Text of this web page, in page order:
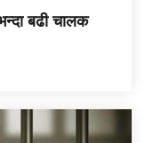
बढी चालक